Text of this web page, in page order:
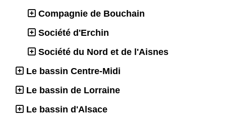
Compagnie de Bouchain
Société d'Erchin
Société du Nord et de l'Aisnes
Le bassin Centre-Midi
Le bassin de Lorraine
Le bassin d'Alsace